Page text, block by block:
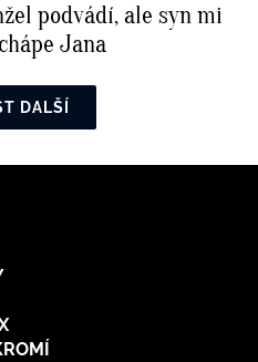
podvádí, ale syn mi
Jana
DALŠÍ